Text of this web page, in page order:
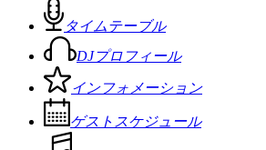
タイムテーブル
DJプロフィール
インフォメーション
ゲストスケジュール